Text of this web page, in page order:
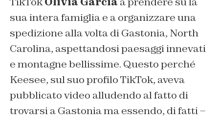
sua intera famiglia e a organizzare una
spedizione alla volta di Gastonia, North
Carolina, aspettandosi paesaggi innevati
e montagne bellissime. Questo perché
Keesee, sul suo profilo TikTok, aveva
pubblicato video alludendo al fatto di
trovarsi a Gastonia ma essendo, di fatti –